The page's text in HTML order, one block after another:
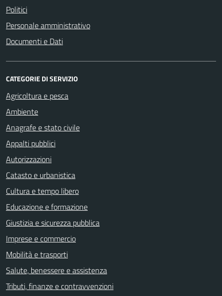
Politici
Personale amministrativo
Documenti e Dati
CATEGORIE DI SERVIZIO
Agricoltura e pesca
Ambiente
Anagrafe e stato civile
Appalti pubblici
Autorizzazioni
Catasto e urbanistica
Cultura e tempo libero
Educazione e formazione
Giustizia e sicurezza pubblica
Imprese e commercio
Mobilità e trasporti
Salute, benessere e assistenza
Tributi, finanze e contravvenzioni